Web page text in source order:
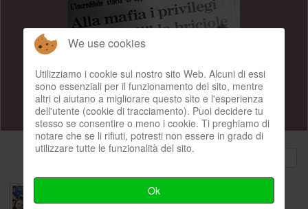
Ultime notizie
We use cookies
Utilizziamo i cookie sul nostro sito Web. Alcuni di essi
sono essenziali per il funzionamento del sito, mentre
altri ci aiutano a migliorare questo sito e l'esperienza
dell'utente (cookie di tracciamento). Puoi decidere tu
stesso se consentire o meno i cookie. Ti preghiamo di
notare che se li rifiuti, potresti non essere in grado di
utilizzare tutte le funzionalità del sito.
Ok